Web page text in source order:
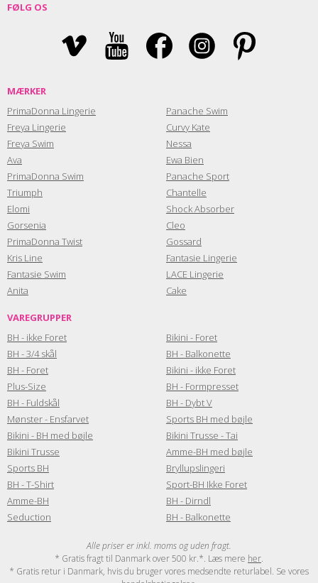
FØLG OS
MÆRKER
PrimaDonna Lingerie
Freya Lingerie
Freya Swim
Ava
PrimaDonna Swim
Triumph
Elomi
Gorsenia
PrimaDonna Twist
Kris Line
Fantasie Swim
Anita
Panache Swim
Curvy Kate
Nessa
Ewa Bien
Panache Sport
Chantelle
Shock Absorber
Cleo
Gossard
Fantasie Lingerie
LACE Lingerie
Cake
VAREGRUPPER
BH - ikke Foret
BH - 3/4 skål
BH - Foret
Plus-Size
BH - Fuldskål
Mønster - Ensfarvet
Bikini - BH med bøjle
Bikini Trusse
Sports BH
BH - T-Shirt
Amme-BH
Seduction
Bikini - Foret
BH - Balkonette
Bikini - ikke Foret
BH - Formpresset
BH - Dybt V
Sports BH med bøjle
Bikini Trusse - Tai
Amme-BH med bøjle
Bryllupslingeri
Sport-BH Ikke Foret
BH - Dirndl
BH - Balkonette
Alle priser er inkl. moms og uden fragt.
* Gratis fragt til Danmark over 500 kr.*. Læs mere her.
* Gratis retur i Danmark, hvis du bruger vores medsendte returlabel. Se vores